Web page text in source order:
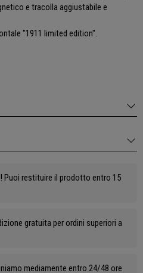
e tracolla aggiustabile e
"1911 limited edition".
restituire il prodotto entro 15
gratuita per ordini superiori a
mediamente entro 24/48 ore